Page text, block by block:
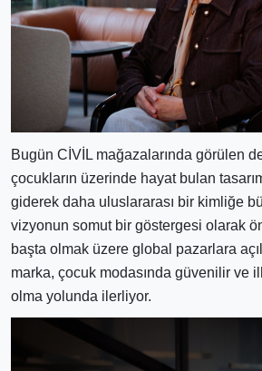
Bugün CİVİL mağazalarında görülen
çocukların üzerinde hayat bulan
giderek daha uluslararası bir kimliğe
vizyonun somut bir göstergesi olarak
başta olmak üzere global pazarlara
marka, çocuk modasında güvenilir ve
olma yolunda ilerliyor.